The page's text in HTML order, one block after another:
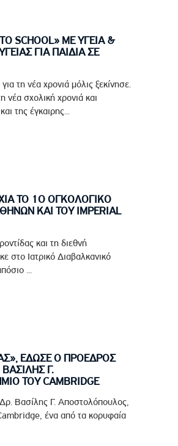
SCHOOL» ΜΕ ΥΓΕΙΑ &
ΓΙΑ ΠΑΙΔΙΑ ΣΕ
τη νέα χρονιά μόλις ξεκίνησε.
σχολική χρονιά και
της έγκαιρης...
ΤΟ 1Ο ΟΓΚΟΛΟΓΙΚΟ
ΚΑΙ ΤΟΥ IMPERIAL
και τη διεθνή
στο Ιατρικό Διαβαλκανικό
...
ΕΔΩΣΕ Ο ΠΡΟΕΔΡΟΣ
Γ.
ΤΟΥ CAMBRIDGE
Βασίλης Γ. Αποστολόπουλος,
ένα από τα κορυφαία